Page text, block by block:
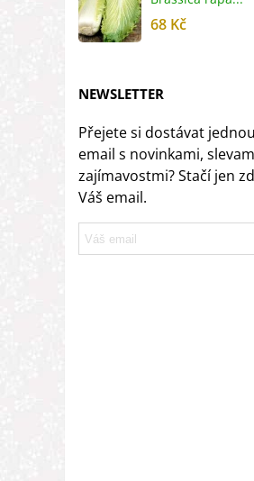
68 Kč
NEWSLETTER
Přejete si dostávat
email s novinkami,
zajímavostmi? Stačí jen
Váš email.